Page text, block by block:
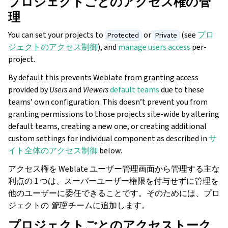
理
You can set your projects to Protected or Private (see プロ
ジェクトのアクセス制御), and manage users access per-
project.
By default this prevents Weblate from granting access
provided byUsersand Viewersdefault teamsdue to these
teams’ own configuration. This doesn’t prevent you from
granting permissions to those projects site-wide by altering
default teams, creating a new one, or creating additional
custom settings for individual component as described inサ
イト全体のアクセス制御 below.
アクセス権を Weblate ユーザー管理画面から管理する主な
利点の 1 つは、スーパーユーザー権限を付与せずに管理を
他のユーザーに委任できることです。そのためには、プロ
ジェクトの 管理チームに追加します。